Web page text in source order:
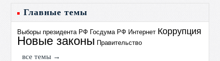
Главные темы
Выборы президента РФ Госдума РФ Интернет Коррупция
Новые законы Правительство
все темы →